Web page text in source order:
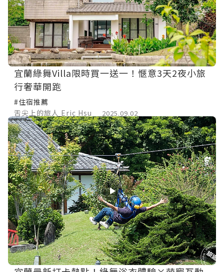
宜蘭綠舞Villa限時買一送一！愜意3天2夜小旅
行奢華開跑
#住宿推薦
舌尖上的旅人 Eric Hsu
2025.09.02